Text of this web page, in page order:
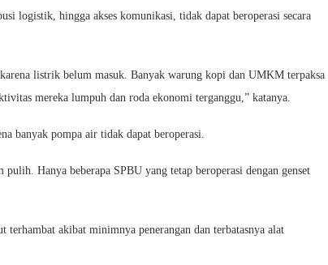
logistik, hingga akses komunikasi, tidak dapat beroperasi secara
listrik belum masuk. Banyak warung kopi dan UMKM terpaksa
mereka lumpuh dan roda ekonomi terganggu,” katanya.
banyak pompa air tidak dapat beroperasi.
Hanya beberapa SPBU yang tetap beroperasi dengan genset
terhambat akibat minimnya penerangan dan terbatasnya alat